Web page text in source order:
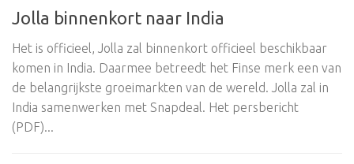
Jolla binnenkort naar India
Het is officieel, Jolla zal binnenkort officieel beschikbaar
komen in India. Daarmee betreedt het Finse merk een van
de belangrijkste groeimarkten van de wereld. Jolla zal in
India samenwerken met Snapdeal. Het persbericht
(PDF)...